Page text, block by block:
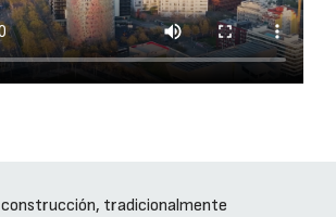
construcción, tradicionalmente